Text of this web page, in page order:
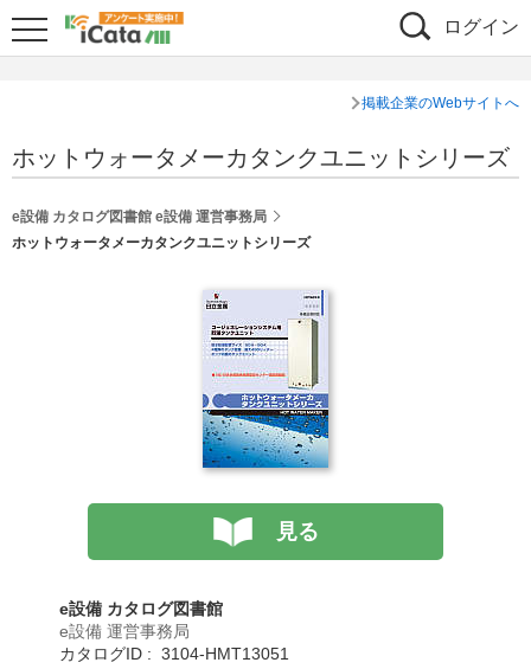
ログイン
掲載企業のWebサイトへ
ホットウォータメーカタンクユニットシリーズ
e設備 カタログ図書館 e設備 運営事務局
ホットウォータメーカタンクユニットシリーズ
見る
e設備 カタログ図書館
e設備 運営事務局
カタログID : 3104-HMT13051